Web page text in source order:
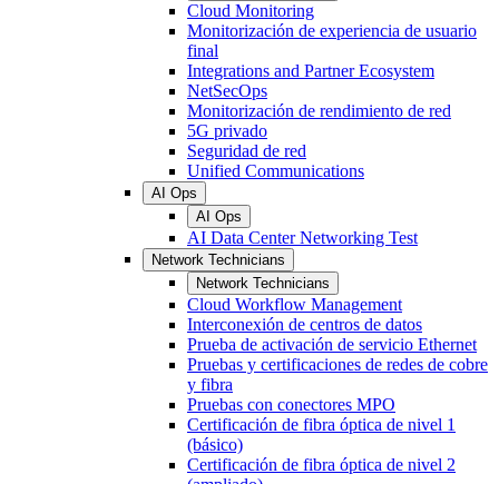
Cloud Monitoring
Monitorización de experiencia de usuario
final
Integrations and Partner Ecosystem
NetSecOps
Monitorización de rendimiento de red
5G privado
Seguridad de red
Unified Communications
AI Ops
AI Ops
AI Data Center Networking Test
Network Technicians
Network Technicians
Cloud Workflow Management
Interconexión de centros de datos
Prueba de activación de servicio Ethernet
Pruebas y certificaciones de redes de cobre
y fibra
Pruebas con conectores MPO
Certificación de fibra óptica de nivel 1
(básico)
Certificación de fibra óptica de nivel 2